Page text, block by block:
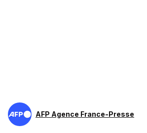
AFP Agence France-Presse